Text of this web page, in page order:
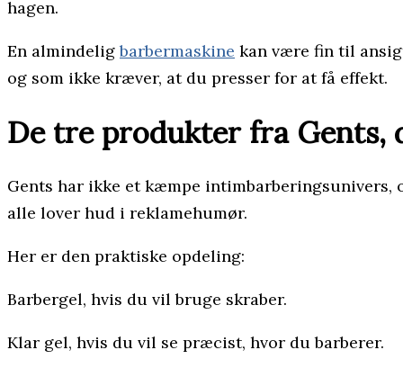
hagen.
En almindeligbarbermaskine kan være fin til
og som ikke kræver, at du presser for at få effekt.
De tre produkter fra Gents,
Gents har ikke et kæmpe intimbarberingsunivers,
alle lover hud i reklamehumør.
Her er den praktiske opdeling:
Barbergel, hvis du vil bruge skraber.
Klar gel, hvis du vil se præcist, hvor du barberer.